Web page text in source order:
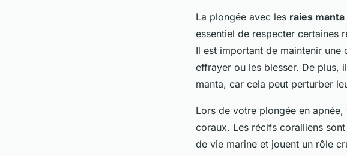
La plongée avec les raies manta
essentiel de respecter certaines
Il est important de maintenir une
effrayer ou les blesser. De plus,
manta, car cela peut perturber
Lors de votre plongée en
coraux. Les récifs coralliens
de vie marine et jouent un rôle